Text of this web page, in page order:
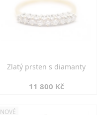
Zlatý prsten s diamanty
11 800 Kč
NOVÉ